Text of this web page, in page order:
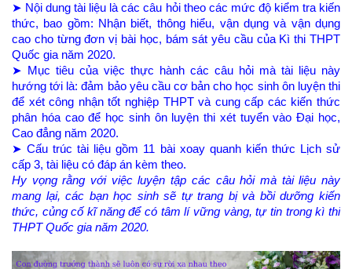
➤ Nội dung tài liệu là các câu hỏi theo các mức độ kiểm tra kiến
thức, bao gồm: Nhận biết, thông hiểu, vận dụng và vận dụng
cao cho từng đơn vị bài học, bám sát yêu cầu của Kì thi THPT
Quốc gia năm 2020.
➤ Mục tiêu của việc thực hành các câu hỏi mà tài liệu này
hướng tới là: đảm bảo yêu cầu cơ bản cho học sinh ôn luyện thi
để xét công nhận tốt nghiệp THPT và cung cấp các kiến thức
phân hóa cao để học sinh ôn luyện thi xét tuyển vào Đại học,
Cao đẳng năm 2020.
➤ Cấu trúc tài liệu gồm 11 bài xoay quanh kiến thức Lịch sử
cấp 3, tài liệu có đáp án kèm theo.
Hy vọng rằng với việc luyện tập các câu hỏi mà tài liệu này
mang lại, các bạn học sinh sẽ tự trang bị và bồi dưỡng kiến
thức, củng cố kĩ năng để có tâm lí vững vàng, tự tin trong kì thi
THPT Quốc gia năm 2020.